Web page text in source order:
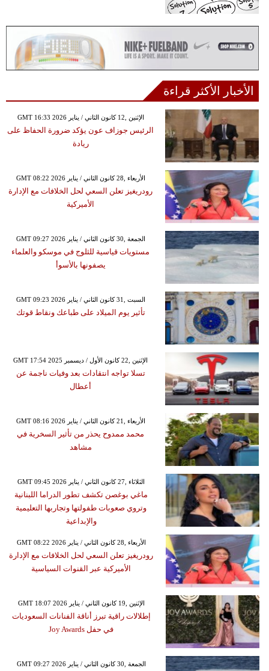
الأخبار الأكثر قراءة
GMT 16:33 2026 الإثنين ,12 كانون الثاني / يناير
الرئيس جوزاف عون يؤكد ضرورة الحفاظ على
ريادة
GMT 08:22 2026 الأربعاء ,28 كانون الثاني / يناير
رودريغيز تعلن السعي لحل الخلافات مع الإدارة
الأميركية
GMT 09:27 2026 الجمعة ,30 كانون الثاني / يناير
مستويات قياسية للثلوج في موسكو والعلماء
يصفونها بالأسوأ
GMT 09:23 2026 السبت ,31 كانون الثاني / يناير
تأثير يوم الميلاد على طباعك ونقاط قوتك
GMT 17:54 2025 الإثنين ,22 كانون الأول / ديسمبر
تسلا تواجه انتقادات بعد وفيات ناجمة عن
أعطال
GMT 08:16 2026 الأربعاء ,21 كانون الثاني / يناير
محمد ممدوح يحذر من تأثير السخرية في
مشاهد
GMT 09:45 2026 الثلاثاء ,27 كانون الثاني / يناير
ماغي بوغصن تكشف تطور الدراما اللبنانية
وتروي صعوبات طفولتها وتجاربها التعليمية
والإبداعية
GMT 08:22 2026 الأربعاء ,28 كانون الثاني / يناير
رودريغيز تعلن السعي لحل الخلافات مع الإدارة
الأميركية عبر القنوات السياسية
GMT 18:07 2026 الإثنين ,19 كانون الثاني / يناير
إطلالات راقية تبرز أناقة الفنانات السعوديات
في حفل Joy Awards
GMT 09:27 2026 الجمعة ,30 كانون الثاني / يناير